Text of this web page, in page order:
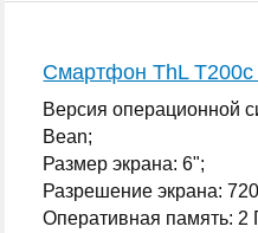
Смартфон ThL T200c
Версия операционной
Bean;
Размер экрана: 6";
Разрешение экрана:
Оперативная память: 2